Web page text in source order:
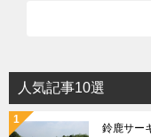
人気記事10選
鈴鹿サー